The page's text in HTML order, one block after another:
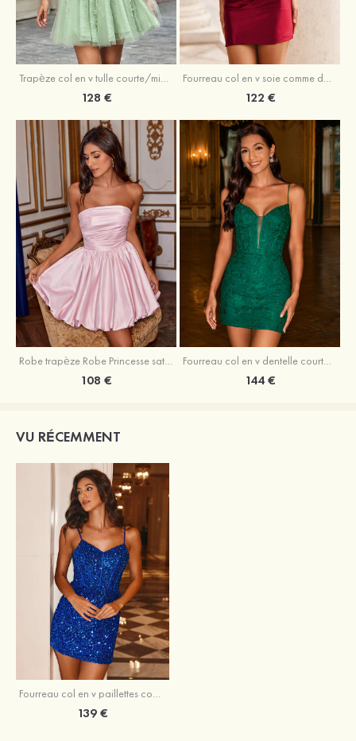
Trapèze col en v tulle courte/mini robe de fête de la rentrée avec perles
128 €
Fourreau col en v soie comme du satin courte/mini robe de fête de la rentrée avec paillettes
122 €
Robe trapèze Robe Princesse satin sans manches courte/mini robe de fête de la rentrée
108 €
Fourreau col en v dentelle courte/mini robe de fête de la rentré avec perles
144 €
VU RÉCEMMENT
Fourreau col en v paillettes courte/mini robe de fête de la rentrée
139 €